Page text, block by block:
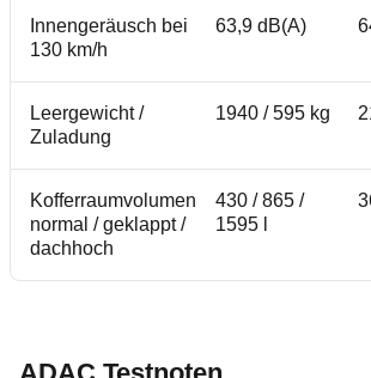
Innengeräusch bei
130 km/h
63,9 dB(A)
Leergewicht /
Zuladung
1940 / 595 kg
Kofferraumvolumen
normal / geklappt /
dachhoch
430 / 865 /
1595 l